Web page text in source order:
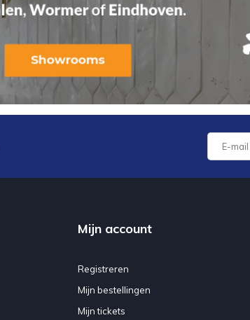
Mijn account
Registreren
Mijn bestellingen
Mijn tickets